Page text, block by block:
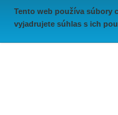
Tento web používa súbory
vyjadrujete súhlas s ich